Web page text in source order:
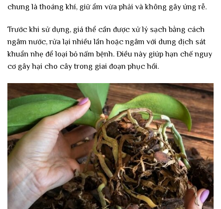
chung là thoáng khí, giữ ẩm vừa phải và không gây úng rễ.
Trước khi sử dụng, giá thể cần được xử lý sạch bằng cách
ngâm nước, rửa lại nhiều lần hoặc ngâm với dung dịch sát
khuẩn nhẹ để loại bỏ nấm bệnh. Điều này giúp hạn chế nguy
cơ gây hại cho cây trong giai đoạn phục hồi.